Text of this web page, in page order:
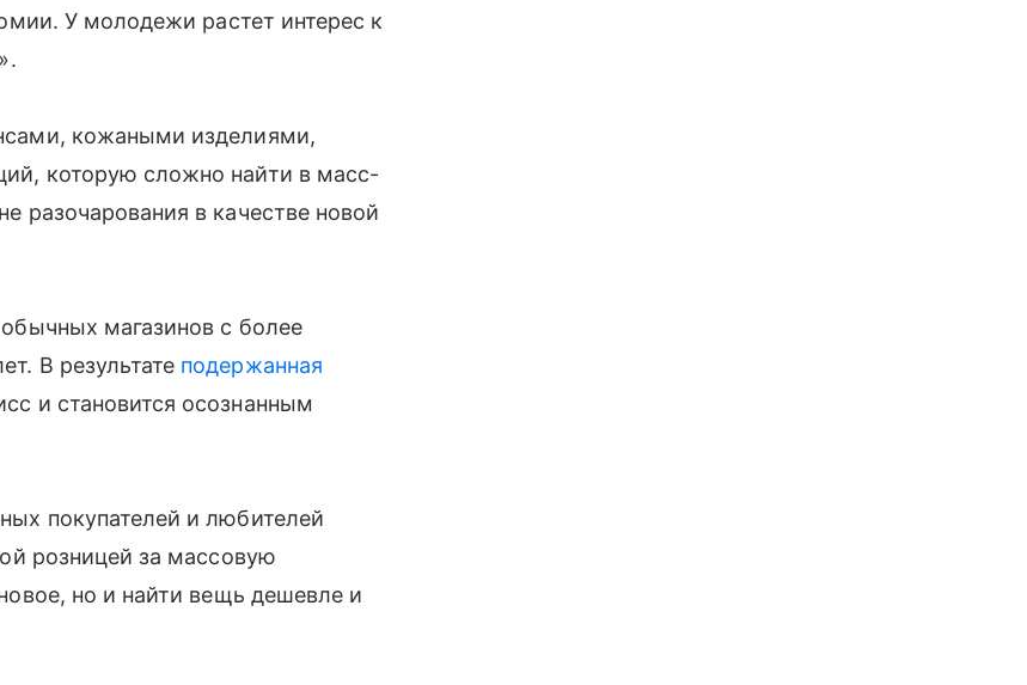
У молодежи растет интерес к
кожаными изделиями,
которую сложно найти в масс-
разочарования в качестве новой
магазинов с более
В результате подержанная
и становится осознанным
покупателей и любителей
розницей за массовую
но и найти вещь дешевле и